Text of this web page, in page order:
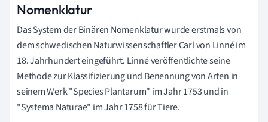
Nomenklatur
Das System der Binären Nomenklatur wurde erstmals von
dem schwedischen Naturwissenschaftler Carl von Linné im
18. Jahrhundert eingeführt. Linné veröffentlichte seine
Methode zur Klassifizierung und Benennung von Arten in
seinem Werk "Species Plantarum" im Jahr 1753 und in
"Systema Naturae" im Jahr 1758 für Tiere.